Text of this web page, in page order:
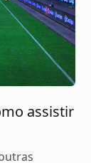
assistir